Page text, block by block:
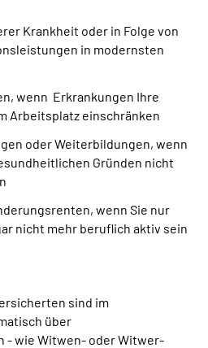
Krankheit oder in Folge von
in modernsten
wenn Erkrankungen Ihre
Arbeitsplatz einschränken
oder Weiterbildungen, wenn
Gründen nicht
wenn Sie nur
nicht mehr beruflich aktiv sein
sind im
über
- wie Witwen- oder Witwer-